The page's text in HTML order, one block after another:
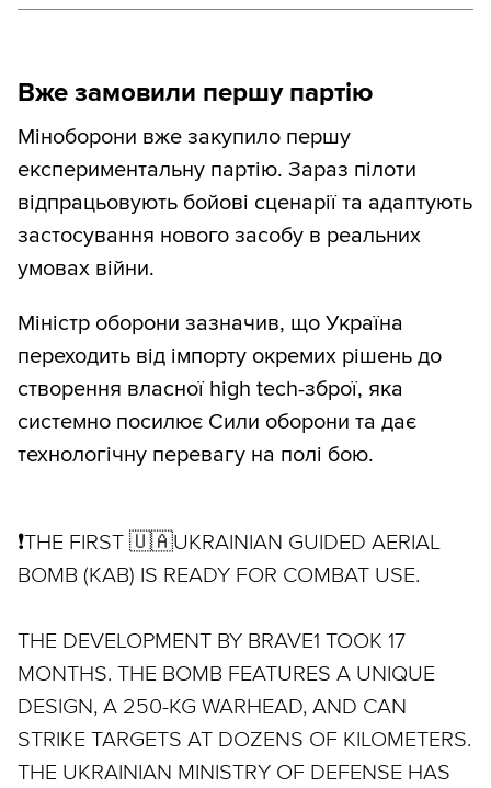
Вже замовили першу партію
Міноборони вже закупило першу
експериментальну партію. Зараз пілоти
відпрацьовують бойові сценарії та адаптують
застосування нового засобу в реальних
умовах війни.
Міністр оборони зазначив, що Україна
переходить від імпорту окремих рішень до
створення власної high tech-зброї, яка
системно посилює Сили оборони та дає
технологічну перевагу на полі бою.
❗️THE FIRST 🇺🇦UKRAINIAN GUIDED AERIAL
BOMB (KAB) IS READY FOR COMBAT USE.
THE DEVELOPMENT BY BRAVE1 TOOK 17
MONTHS. THE BOMB FEATURES A UNIQUE
DESIGN, A 250-KG WARHEAD, AND CAN
STRIKE TARGETS AT DOZENS OF KILOMETERS.
THE UKRAINIAN MINISTRY OF DEFENSE HAS